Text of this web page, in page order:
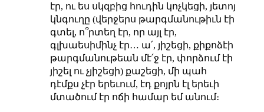
էր, ու ես սկզբից հուդին կոչկեցի, յետոյ
կնգուղը (վերջերս թարգմանութիւն էի
գտել, ո՞րտեղ էր, որ այլ էր,
գլխաեսիմինչ էր… ա՛, յիշեցի, քիքոձէի
թարգմանութեան մէ՛ջ էր, փորձում էի
յիշել ու չյիշեցի) քաշեցի, մի պահ
դէմքս չէր երեւում, էդ քոյրն էլ երեւի
մտածում էր ոճի համար եմ անում։